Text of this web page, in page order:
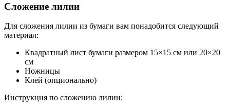
Сложение лилии
Для сложения лилии из бумаги вам понадобится следующий
материал:
Квадратный лист бумаги размером 15×15 см или 20×20
см
Ножницы
Клей (опционально)
Инструкция по сложению лилии: